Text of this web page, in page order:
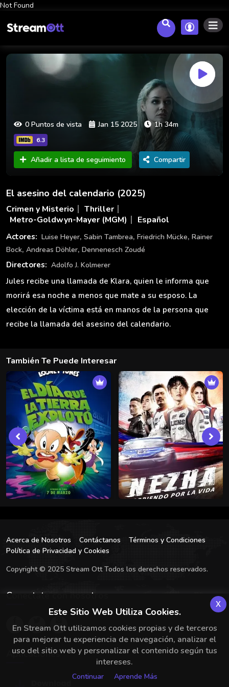
Not Found
0 Puntos de vista Jan 15 2025 1h 34m
6.3
Añadir a lista de seguimiento Compartir
El asesino del calendario (2025)
Crimen y Misterio
Thriller
Metro-Goldwyn-Mayer (MGM)
Español
Actores: Luise Heyer, Sabin Tambrea, Friedrich Mücke, Rainer
Bock, Andreas Döhler, Dennenesch Zoudé
Directores: Adolfo J. Kolmerer
Jules recibe una llamada de Klara, quien le informa que
morirá esa noche a menos que mate a su esposo. La
elección de la víctima está en manos de la persona que
recibe la llamada del asesino del calendario.
También Te Puede Interesar
Acerca de Nosotros Contáctanos
Términos y Condiciones
Política de Privacidad y Cookies
Copyright © 2025 Stream Ott Todos los derechos reservados.
Conectate con nosotros
Aplicaciones
Este Sitio Web Utiliza Cookies.
En Stream Ott utilizamos cookies propias y de terceros
para mejorar tu experiencia de navegación, analizar el
uso del sitio web y personalizar el contenido según tus
intereses.
Continuar Aprende Más
x